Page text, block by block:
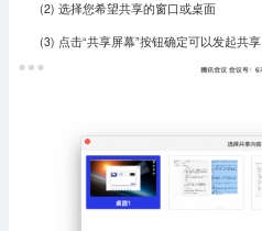
(2) 选择您希望共享的窗口或桌面
(3) 点击“共享屏幕”按钮确定可以发起共享